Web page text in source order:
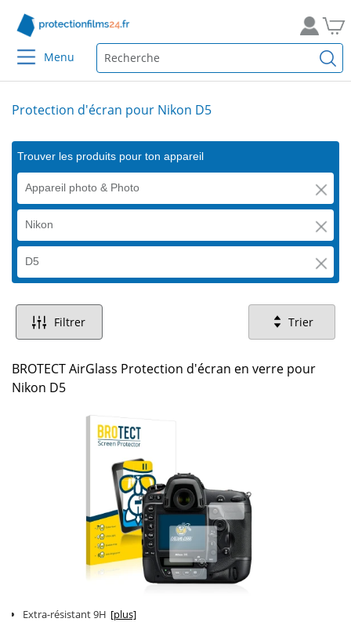
Menu
Protection d'écran pour Nikon D5
Trouver les produits pour ton appareil
Appareil photo & Photo
Nikon
D5
Filtrer Trier
BROTECT AirGlass Protection d'écran en verre pour
Nikon D5
Extra-résistant 9H [plus]